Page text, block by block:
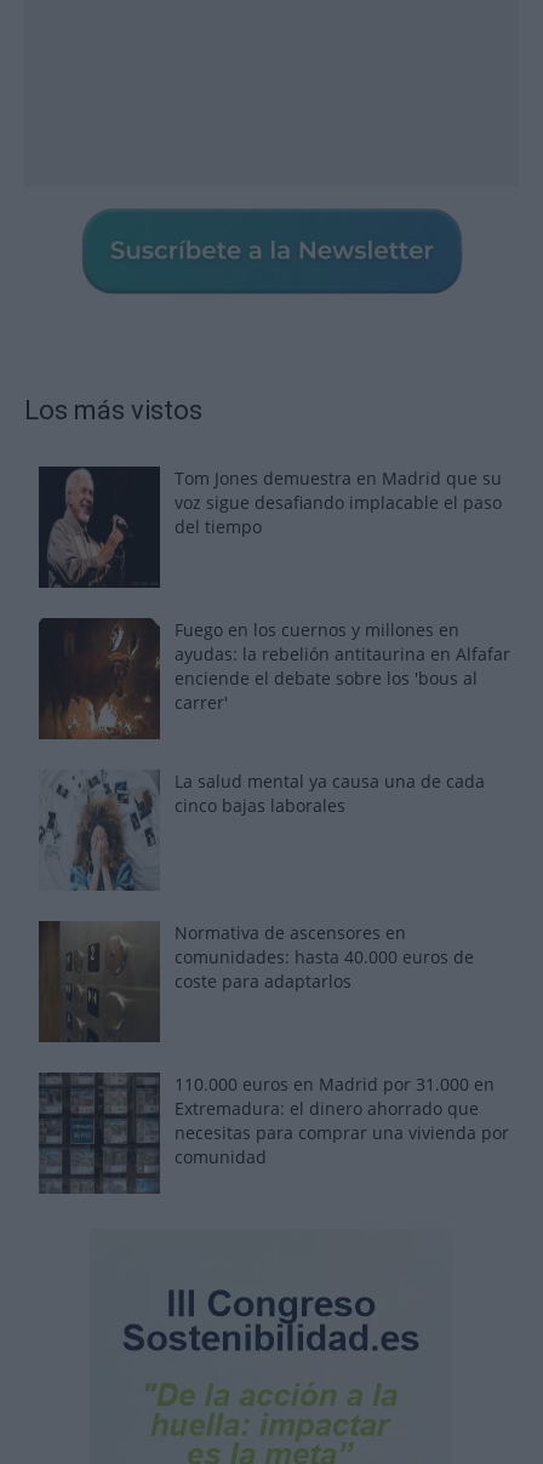
Los más vistos
Tom Jones demuestra en Madrid que su
voz sigue desafiando implacable el paso
del tiempo
Fuego en los cuernos y millones en
ayudas: la rebelión antitaurina en Alfafar
enciende el debate sobre los 'bous al
carrer'
La salud mental ya causa una de cada
cinco bajas laborales
Normativa de ascensores en
comunidades: hasta 40.000 euros de
coste para adaptarlos
110.000 euros en Madrid por 31.000 en
Extremadura: el dinero ahorrado que
necesitas para comprar una vivienda por
comunidad